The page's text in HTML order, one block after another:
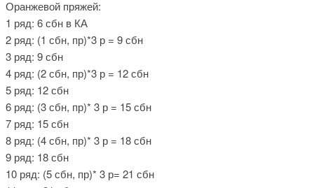
Оранжевой пряжей:
1 ряд: 6 сбн в КА
2 ряд: (1 сбн, пр)*3 р = 9 сбн
3 ряд: 9 сбн
4 ряд: (2 сбн, пр)*3 р = 12 сбн
5 ряд: 12 сбн
6 ряд: (3 сбн, пр)* 3 р = 15 сбн
7 ряд: 15 сбн
8 ряд: (4 сбн, пр)* 3 р = 18 сбн
9 ряд: 18 сбн
10 ряд: (5 сбн, пр)* 3 р= 21 сбн